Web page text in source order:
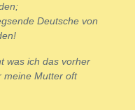
Deutsche von
was ich das vorher
meine Mutter oft